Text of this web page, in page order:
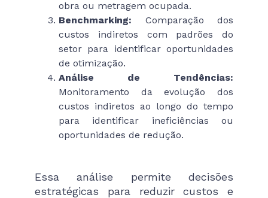
obra ou metragem ocupada.
Benchmarking: Comparação dos
custos indiretos com padrões do
setor para identificar oportunidades
de otimização.
Análise de Tendências:
Monitoramento da evolução dos
custos indiretos ao longo do tempo
para identificar ineficiências ou
oportunidades de redução.
Essa análise permite decisões
estratégicas para reduzir custos e